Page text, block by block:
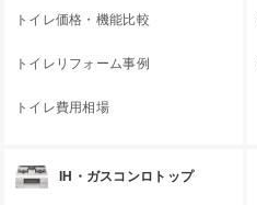
トイレ価格・機能比較
トイレリフォーム事例
トイレ費用相場
IH・ガスコンロトップ